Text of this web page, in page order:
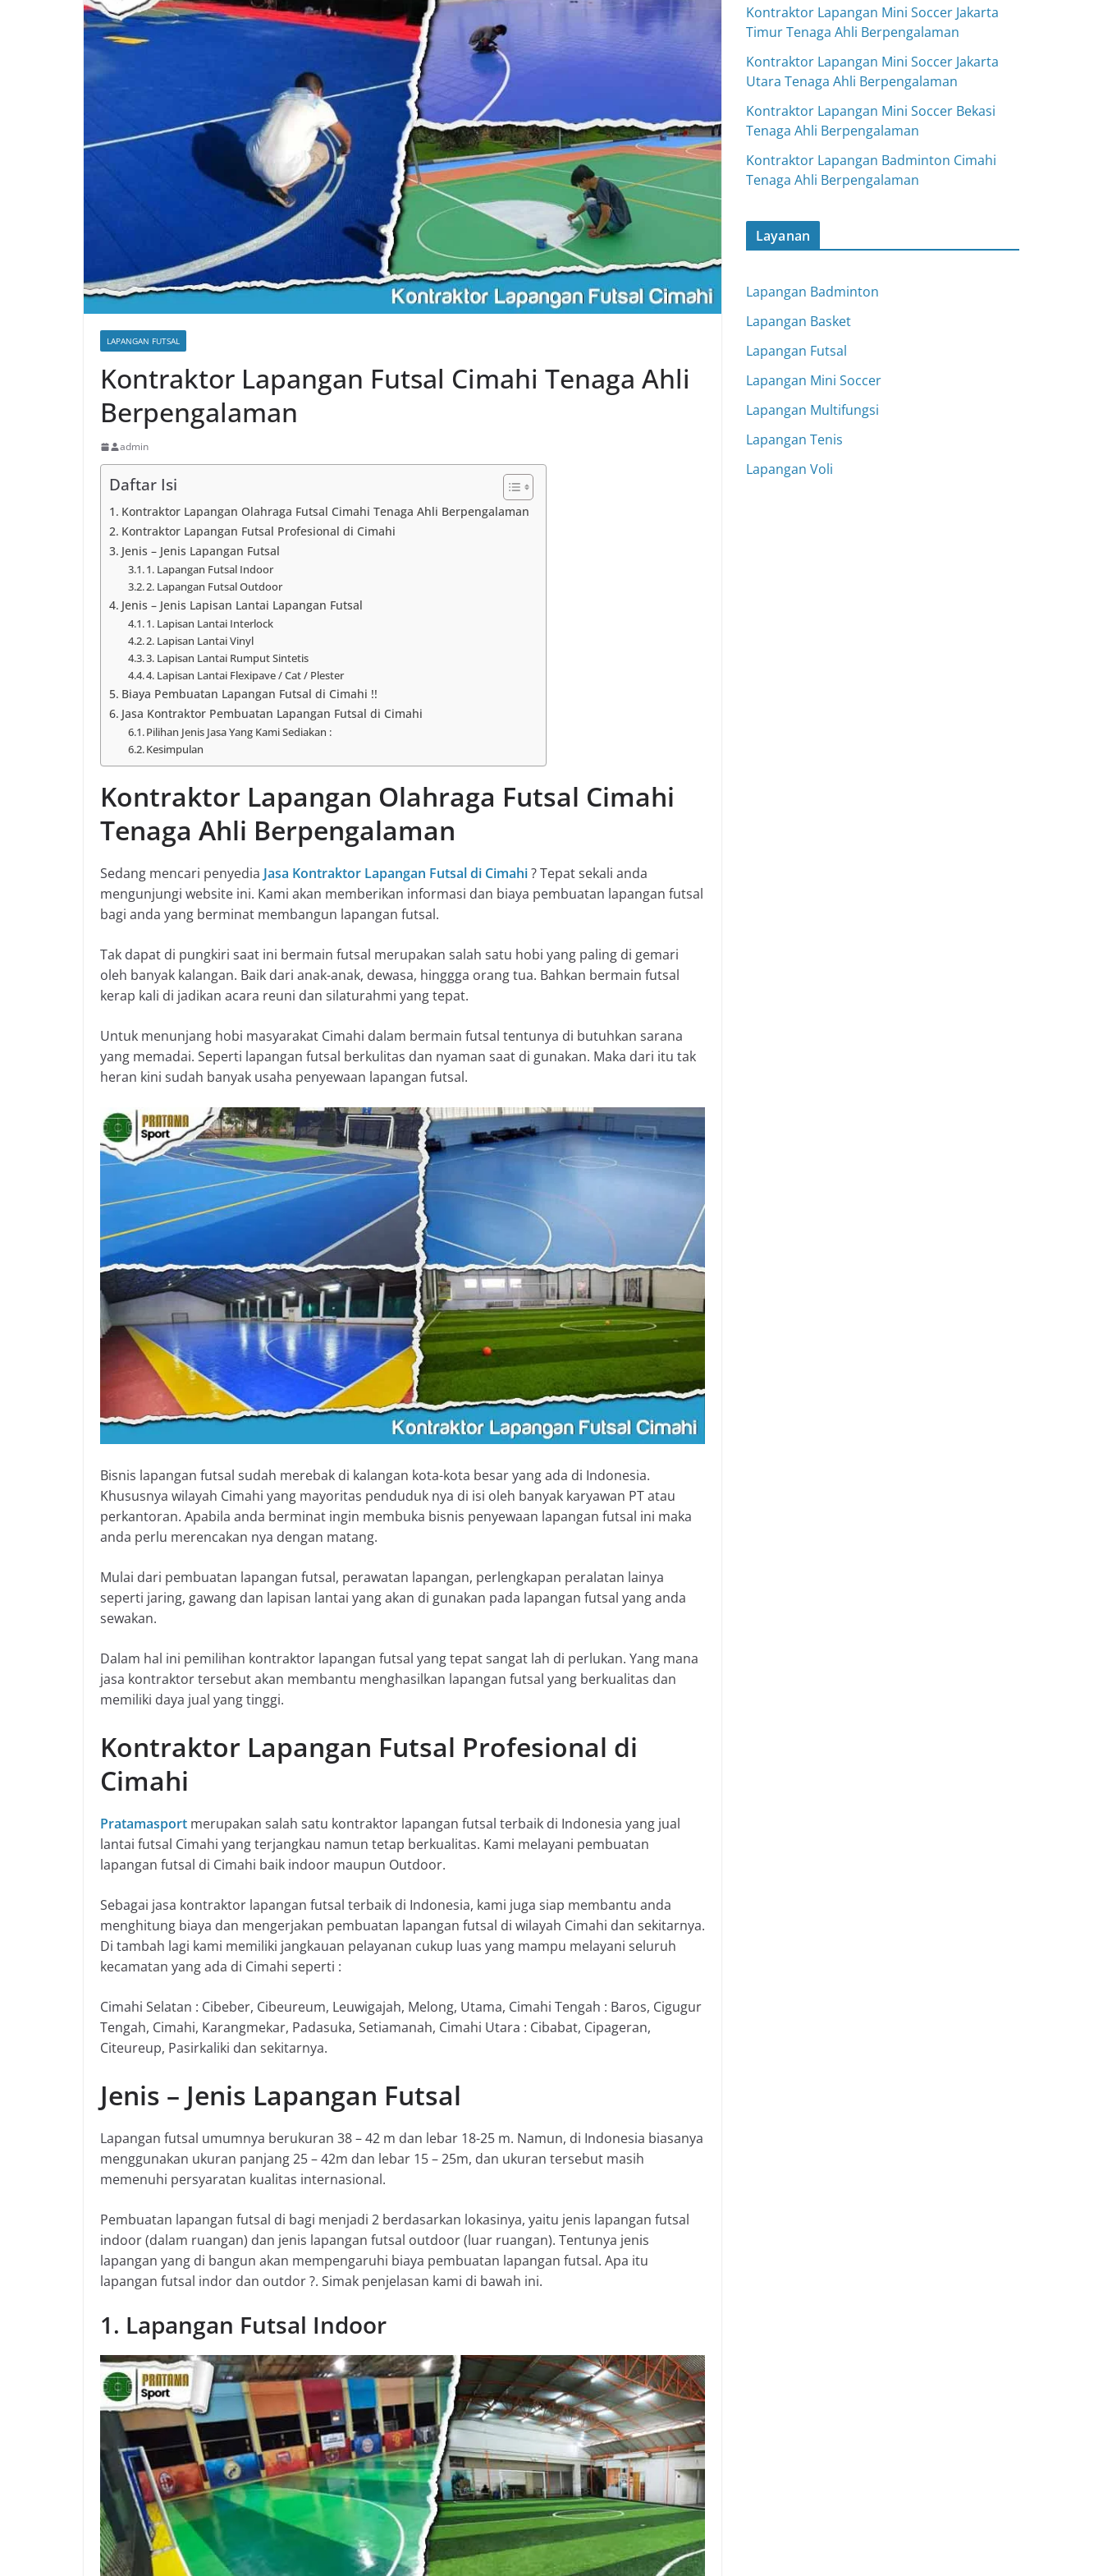
LAPANGAN FUTSAL
Kontraktor Lapangan Futsal Cimahi Tenaga Ahli
Berpengalaman
admin
Daftar Isi
Kontraktor Lapangan Olahraga Futsal Cimahi Tenaga Ahli Berpengalaman
Kontraktor Lapangan Futsal Profesional di Cimahi
Jenis – Jenis Lapangan Futsal
1. Lapangan Futsal Indoor
2. Lapangan Futsal Outdoor
Jenis – Jenis Lapisan Lantai Lapangan Futsal
1. Lapisan Lantai Interlock
2. Lapisan Lantai Vinyl
3. Lapisan Lantai Rumput Sintetis
4. Lapisan Lantai Flexipave / Cat / Plester
Biaya Pembuatan Lapangan Futsal di Cimahi !!
Jasa Kontraktor Pembuatan Lapangan Futsal di Cimahi
Pilihan Jenis Jasa Yang Kami Sediakan :
Kesimpulan
Kontraktor Lapangan Olahraga Futsal Cimahi
Tenaga Ahli Berpengalaman
Sedang mencari penyedia Jasa Kontraktor Lapangan Futsal di Cimahi? Tepat sekali anda
mengunjungi website ini. Kami akan memberikan informasi dan biaya pembuatan lapangan futsal
bagi anda yang berminat membangun lapangan futsal.
Tak dapat di pungkiri saat ini bermain futsal merupakan salah satu hobi yang paling di gemari
oleh banyak kalangan. Baik dari anak-anak, dewasa, hinggga orang tua. Bahkan bermain futsal
kerap kali di jadikan acara reuni dan silaturahmi yang tepat.
Untuk menunjang hobi masyarakat Cimahi dalam bermain futsal tentunya di butuhkan sarana
yang memadai. Seperti lapangan futsal berkulitas dan nyaman saat di gunakan. Maka dari itu tak
heran kini sudah banyak usaha penyewaan lapangan futsal.
Bisnis lapangan futsal sudah merebak di kalangan kota-kota besar yang ada di Indonesia.
Khususnya wilayah Cimahi yang mayoritas penduduk nya di isi oleh banyak karyawan PT atau
perkantoran. Apabila anda berminat ingin membuka bisnis penyewaan lapangan futsal ini maka
anda perlu merencakan nya dengan matang.
Mulai dari pembuatan lapangan futsal, perawatan lapangan, perlengkapan peralatan lainya
seperti jaring, gawang dan lapisan lantai yang akan di gunakan pada lapangan futsal yang anda
sewakan.
Dalam hal ini pemilihan kontraktor lapangan futsal yang tepat sangat lah di perlukan. Yang mana
jasa kontraktor tersebut akan membantu menghasilkan lapangan futsal yang berkualitas dan
memiliki daya jual yang tinggi.
Kontraktor Lapangan Futsal Profesional di
Cimahi
Pratamasport merupakan salah satu kontraktor lapangan futsal terbaik di Indonesia yang jual
lantai futsal Cimahi yang terjangkau namun tetap berkualitas. Kami melayani pembuatan
lapangan futsal di Cimahi baik indoor maupun Outdoor.
Sebagai jasa kontraktor lapangan futsal terbaik di Indonesia, kami juga siap membantu anda
menghitung biaya dan mengerjakan pembuatan lapangan futsal di wilayah Cimahi dan sekitarnya.
Di tambah lagi kami memiliki jangkauan pelayanan cukup luas yang mampu melayani seluruh
kecamatan yang ada di Cimahi seperti :
Cimahi Selatan : Cibeber, Cibeureum, Leuwigajah, Melong, Utama, Cimahi Tengah : Baros, Cigugur
Tengah, Cimahi, Karangmekar, Padasuka, Setiamanah, Cimahi Utara : Cibabat, Cipageran,
Citeureup, Pasirkaliki dan sekitarnya.
Jenis – Jenis Lapangan Futsal
Lapangan futsal umumnya berukuran 38 – 42 m dan lebar 18-25 m. Namun, di Indonesia biasanya
menggunakan ukuran panjang 25 – 42m dan lebar 15 – 25m, dan ukuran tersebut masih
memenuhi persyaratan kualitas internasional.
Pembuatan lapangan futsal di bagi menjadi 2 berdasarkan lokasinya, yaitu jenis lapangan futsal
indoor (dalam ruangan) dan jenis lapangan futsal outdoor (luar ruangan). Tentunya jenis
lapangan yang di bangun akan mempengaruhi biaya pembuatan lapangan futsal. Apa itu
lapangan futsal indor dan outdor ?. Simak penjelasan kami di bawah ini.
1. Lapangan Futsal Indoor
Kontraktor Lapangan Mini Soccer Jakarta
Timur Tenaga Ahli Berpengalaman
Kontraktor Lapangan Mini Soccer Jakarta
Utara Tenaga Ahli Berpengalaman
Kontraktor Lapangan Mini Soccer Bekasi
Tenaga Ahli Berpengalaman
Kontraktor Lapangan Badminton Cimahi
Tenaga Ahli Berpengalaman
Layanan
Lapangan Badminton
Lapangan Basket
Lapangan Futsal
Lapangan Mini Soccer
Lapangan Multifungsi
Lapangan Tenis
Lapangan Voli